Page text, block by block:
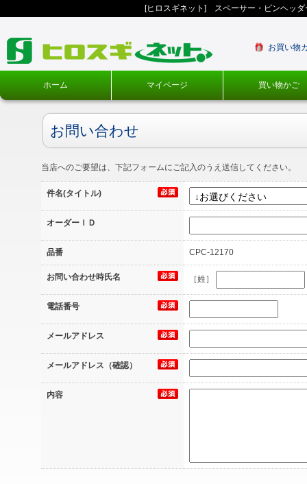
[ヒロスギネット] スペーサー・ピンヘッ
お買い物
ホーム マイページ 買い物かご
お問い合わせ
当店へのご要望は、下記フォームにご記入のうえ送信してください。
件名(タイトル)
オーダーＩＤ
品番 CPC-12170
お問い合わせ時氏名 ［姓］
電話番号
メールアドレス
メールアドレス（確認）
内容